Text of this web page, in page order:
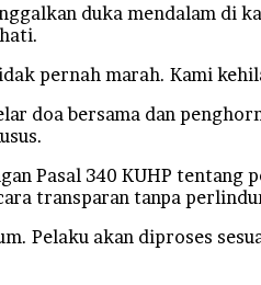
duka mendalam di
pernah marah. Kami
doa bersama dan
Pasal 340 KUHP tentang
transparan tanpa
Pelaku akan diproses